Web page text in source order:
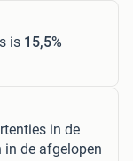
is 15,5%
in de
in de afgelopen